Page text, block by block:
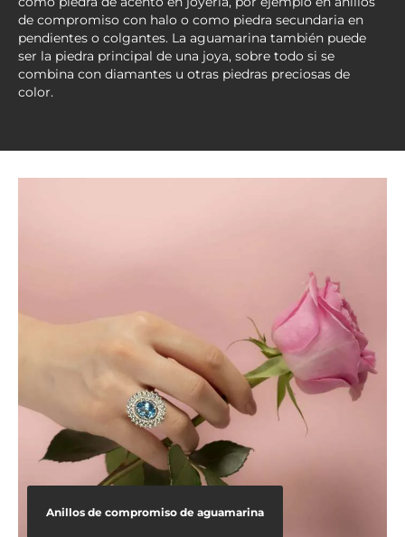
de compromiso con halo o como piedra secundaria en
pendientes o colgantes. La aguamarina también puede
ser la piedra principal de una joya, sobre todo si se
combina con diamantes u otras piedras preciosas de
color.
Anillos de compromiso de aguamarina